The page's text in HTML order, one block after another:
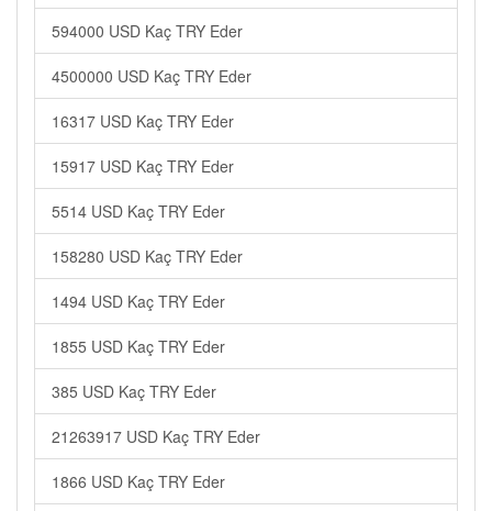
594000 USD Kaç TRY Eder
4500000 USD Kaç TRY Eder
16317 USD Kaç TRY Eder
15917 USD Kaç TRY Eder
5514 USD Kaç TRY Eder
158280 USD Kaç TRY Eder
1494 USD Kaç TRY Eder
1855 USD Kaç TRY Eder
385 USD Kaç TRY Eder
21263917 USD Kaç TRY Eder
1866 USD Kaç TRY Eder